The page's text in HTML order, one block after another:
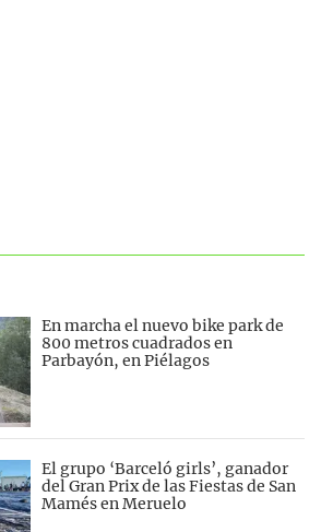
En marcha el nuevo bike park de
800 metros cuadrados en
Parbayón, en Piélagos
El grupo ‘Barceló girls’, ganador
del Gran Prix de las Fiestas de San
Mamés en Meruelo